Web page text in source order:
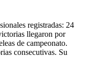
registradas: 24
llegaron por
de campeonato.
consecutivas. Su